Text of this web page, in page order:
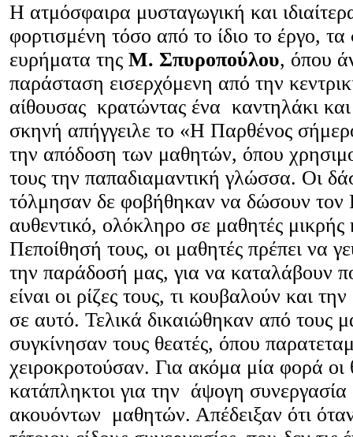
Η ατμόσφαιρα μυσταγωγική και
φορτισμένη τόσο από το ίδιο το έργο, τα
ευρήματα της Μ. Σπυροπούλου, όπου
παράσταση εισερχόμενη από την
αίθουσας κρατώντας ένα καντηλάκι
σκηνή απήγγειλε το «Η Παρθένος
την απόδοση των μαθητών, όπου
τους την παπαδιαμαντική γλώσσα. Οι
τόλμησαν δε φοβήθηκαν να δώσουν τον
αυθεντικό, ολόκληρο σε μαθητές μικρής
Πεποίθησή τους, οι μαθητές πρέπει να
την παράδοσή μας, για να καταλάβουν
είναι οι ρίζες τους, τι κουβαλούν και
σε αυτό. Τελικά δικαιώθηκαν από τους
συγκίνησαν τους θεατές, όπου
χειροκροτούσαν. Για ακόμα μία φορά οι
κατάπληκτοι για την άψογη
ακουόντων μαθητών. Απέδειξαν ότι